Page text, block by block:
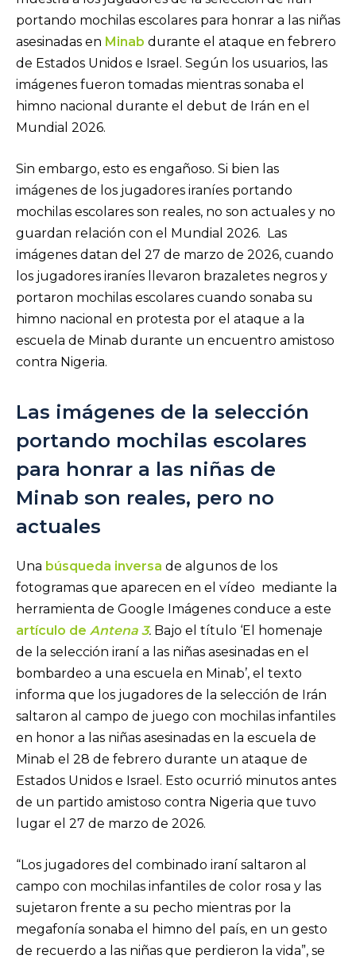
portando mochilas escolares para honrar a las niñas
asesinadas en Minab durante el ataque en febrero
de Estados Unidos e Israel. Según los usuarios, las
imágenes fueron tomadas mientras sonaba el
himno nacional durante el debut de Irán en el
Mundial 2026.
Sin embargo, esto es engañoso. Si bien las
imágenes de los jugadores iraníes portando
mochilas escolares son reales, no son actuales y no
guardan relación con el Mundial 2026. Las
imágenes datan del 27 de marzo de 2026, cuando
los jugadores iraníes llevaron brazaletes negros y
portaron mochilas escolares cuando sonaba su
himno nacional en protesta por el ataque a la
escuela de Minab durante un encuentro amistoso
contra Nigeria.
Las imágenes de la selección
portando mochilas escolares
para honrar a las niñas de
Minab son reales, pero no
actuales
Una búsqueda inversa de algunos de los
fotogramas que aparecen en el vídeo mediante la
herramienta de Google Imágenes conduce a este
artículo de Antena 3. Bajo el título ‘El homenaje
de la selección iraní a las niñas asesinadas en el
bombardeo a una escuela en Minab’, el texto
informa que los jugadores de la selección de Irán
saltaron al campo de juego con mochilas infantiles
en honor a las niñas asesinadas en la escuela de
Minab el 28 de febrero durante un ataque de
Estados Unidos e Israel. Esto ocurrió minutos antes
de un partido amistoso contra Nigeria que tuvo
lugar el 27 de marzo de 2026.
“Los jugadores del combinado iraní saltaron al
campo con mochilas infantiles de color rosa y las
sujetaron frente a su pecho mientras por la
megafonía sonaba el himno del país, en un gesto
de recuerdo a las niñas que perdieron la vida”, se